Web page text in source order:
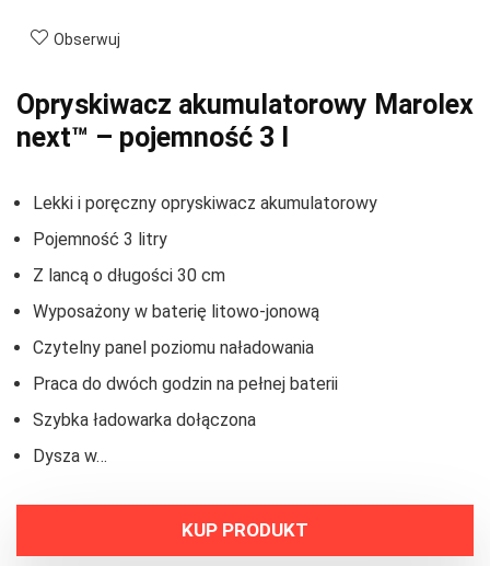
Obserwuj
Opryskiwacz akumulatorowy Marolex
next™ – pojemność 3 l
Lekki i poręczny opryskiwacz akumulatorowy
Pojemność 3 litry
Z lancą o długości 30 cm
Wyposażony w baterię litowo-jonową
Czytelny panel poziomu naładowania
Praca do dwóch godzin na pełnej baterii
Szybka ładowarka dołączona
Dysza w…
KUP PRODUKT